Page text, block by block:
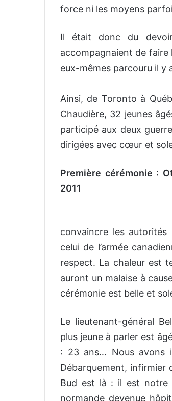
force ni les moyens
Il était donc du
accompagnaient de faire
eux-mêmes parcouru il y
Ainsi, de Toronto à
Chaudière, 32 jeunes
participé aux deux
dirigées avec cœur et
Première cérémonie :
2011
convaincre les
celui de l’armée
respect. La chaleur est
auront un malaise à
cérémonie est belle et
Le lieutenant-général
plus jeune à parler est
: 23 ans… Nous avons
Débarquement, infirmier
Bud est là : il est notre
normande devenue